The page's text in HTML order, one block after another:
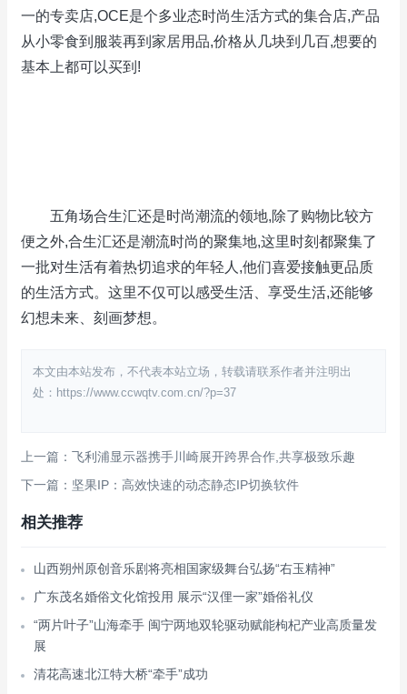
一的专卖店,OCE是个多业态时尚生活方式的集合店,产品
从小零食到服装再到家居用品,价格从几块到几百,想要的
基本上都可以买到!
五角场合生汇还是时尚潮流的领地,除了购物比较方
便之外,合生汇还是潮流时尚的聚集地,这里时刻都聚集了
一批对生活有着热切追求的年轻人,他们喜爱接触更品质
的生活方式。这里不仅可以感受生活、享受生活,还能够
幻想未来、刻画梦想。
本文由本站发布，不代表本站立场，转载请联系作者并注明出
处：https://www.ccwqtv.com.cn/?p=37
上一篇：飞利浦显示器携手川崎展开跨界合作,共享极致乐趣
下一篇：坚果IP：高效快速的动态静态IP切换软件
相关推荐
山西朔州原创音乐剧将亮相国家级舞台弘扬“右玉精神”
广东茂名婚俗文化馆投用 展示“汉俚一家”婚俗礼仪
“两片叶子”山海牵手 闽宁两地双轮驱动赋能枸杞产业高质量发
展
清花高速北江特大桥“牵手”成功